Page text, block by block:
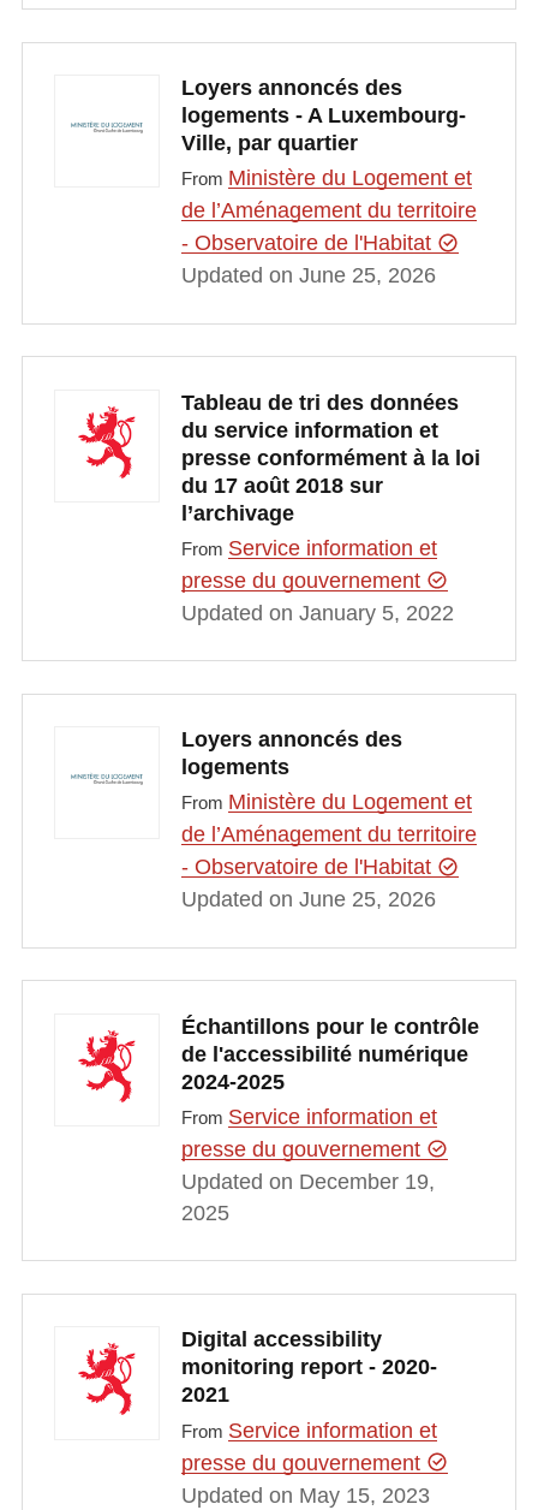
Loyers annoncés des
logements - A Luxembourg-
Ville, par quartier
From Ministère du Logement et
de l’Aménagement du territoire
- Observatoire de l'Habitat
Updated on June 25, 2026
Tableau de tri des données
du service information et
presse conformément à la loi
du 17 août 2018 sur
l’archivage
From Service information et
presse du gouvernement
Updated on January 5, 2022
Loyers annoncés des
logements
From Ministère du Logement et
de l’Aménagement du territoire
- Observatoire de l'Habitat
Updated on June 25, 2026
Échantillons pour le contrôle
de l'accessibilité numérique
2024-2025
From Service information et
presse du gouvernement
Updated on December 19,
2025
Digital accessibility
monitoring report - 2020-
2021
From Service information et
presse du gouvernement
Updated on May 15, 2023